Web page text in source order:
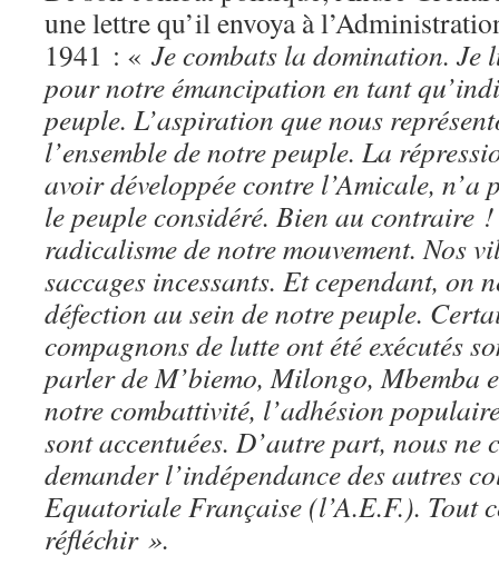
une lettre qu’il envoya à
1941 : « Je combats la domination. Je
pour notre émancipation en tant
peuple. L’aspiration que nous
l’ensemble de notre peuple. La
avoir développée contre l’Amicale, n’a
le peuple considéré. Bien au contraire
radicalisme de notre mouvement. Nos
saccages incessants. Et cependant, on
défection au sein de notre peuple.
compagnons de lutte ont été exécutés
parler de M’biemo, Milongo, Mbemba
notre combattivité, l’adhésion
sont accentuées. D’autre part, nous ne
demander l’indépendance des autres
Equatoriale Française (l’A.E.F.). Tout
réfléchir ».